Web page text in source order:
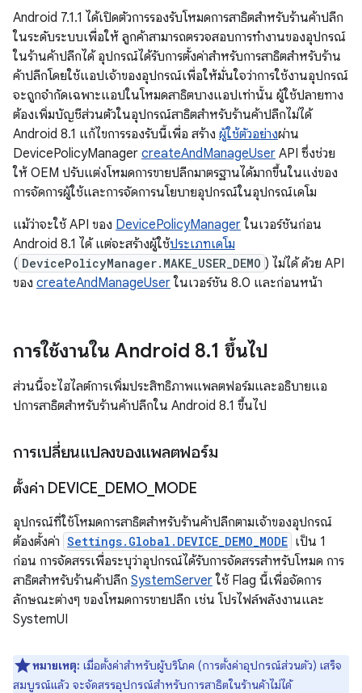
Android 7.1.1 ได้เปิดตัวการรองรับโหมดการสาธิตสำหรับร้านค้าปลีก
ในระดับระบบเพื่อให้ ลูกค้าสามารถตรวจสอบการทำงานของอุปกรณ์
ในร้านค้าปลีกได้ อุปกรณ์ได้รับการตั้งค่าสำหรับการสาธิตสำหรับร้าน
ค้าปลีกโดยใช้แอปเจ้าของอุปกรณ์เพื่อให้มั่นใจว่าการใช้งานอุปกรณ์
จะถูกจำกัดเฉพาะแอปในโหมดสาธิตบางแอปเท่านั้น ผู้ใช้ปลายทาง
ต้องเพิ่มบัญชีส่วนตัวในอุปกรณ์สาธิตสำหรับร้านค้าปลีกไม่ได้
Android 8.1 แก้ไขการรองรับนี้เพื่อ สร้าง ผู้ใช้ตัวอย่างผ่าน
DevicePolicyManager createAndManageUser API ซึ่งช่วย
ให้ OEM ปรับแต่งโหมดการขายปลีกมาตรฐานได้มากขึ้นในแง่ของ
การจัดการผู้ใช้และการจัดการนโยบายอุปกรณ์ในอุปกรณ์เดโม
แม้ว่าจะใช้ API ของ DevicePolicyManager ในเวอร์ชันก่อน
Android 8.1 ได้ แต่จะสร้างผู้ใช้ประเภทเดโม
( DevicePolicyManager.MAKE_USER_DEMO ) ไม่ได้ ด้วย API
ของ createAndManageUser ในเวอร์ชัน 8.0 และก่อนหน้า
การใช้งานใน Android 8.1 ขึ้นไป
ส่วนนี้จะไฮไลต์การเพิ่มประสิทธิภาพแพลตฟอร์มและอธิบายแอ
ปการสาธิตสำหรับร้านค้าปลีกใน Android 8.1 ขึ้นไป
การเปลี่ยนแปลงของแพลตฟอร์ม
ตั้งค่า DEVICE DEMO MODE
อุปกรณ์ที่ใช้โหมดการสาธิตสำหรับร้านค้าปลีกตามเจ้าของอุปกรณ์
ต้องตั้งค่า Settings.Global.DEVICE_DEMO_MODE เป็น 1
ก่อน การจัดสรรเพื่อระบุว่าอุปกรณ์ได้รับการจัดสรรสำหรับโหมด การ
สาธิตสำหรับร้านค้าปลีก SystemServer ใช้ Flag นี้เพื่อจัดการ
ลักษณะต่างๆ ของโหมดการขายปลีก เช่น โปรไฟล์พลังงานและ
SystemUI
หมายเหตุ: เมื่อตั้งค่าสำหรับผู้บริโภค (การตั้งค่าอุปกรณ์ส่วนตัว) เสร็จ
สมบูรณ์แล้ว จะจัดสรรอุปกรณ์สำหรับการสาธิตในร้านค้าไม่ได้